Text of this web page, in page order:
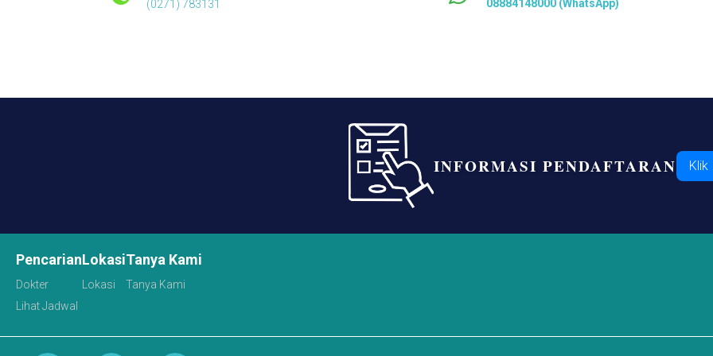
(0271) 783131 08884148000 (WhatsApp)
INFORMASI PENDAFTARAN Klik
Pencarian
Dokter
Lihat Jadwal
Lokasi
Lokasi
Tanya Kami
Tanya Kami